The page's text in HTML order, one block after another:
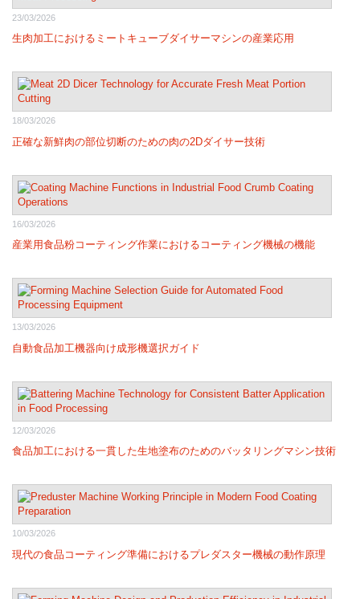
23/03/2026
生肉加工におけるミートキューブダイサーマシンの産業応用
18/03/2026
正確な新鮮肉の部位切断のための肉の2Dダイサー技術
16/03/2026
産業用食品粉コーティング作業におけるコーティング機械の機能
13/03/2026
自動食品加工機器向け成形機選択ガイド
12/03/2026
食品加工における一貫した生地塗布のためのバッタリングマシン技術
10/03/2026
現代の食品コーティング準備におけるプレダスター機械の動作原理